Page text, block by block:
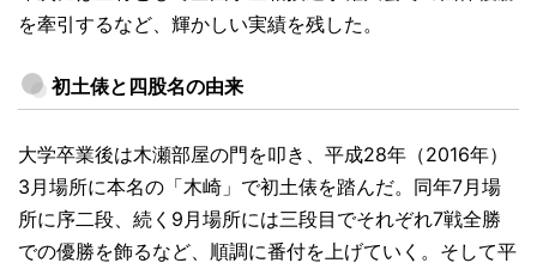
を牽引するなど、輝かしい実績を残した。
初土俵と四股名の由来
大学卒業後は木瀬部屋の門を叩き、平成28年（2016年）
3月場所に本名の「木崎」で初土俵を踏んだ。同年7月場
所に序二段、続く9月場所には三段目でそれぞれ7戦全勝
での優勝を飾るなど、順調に番付を上げていく。そして平